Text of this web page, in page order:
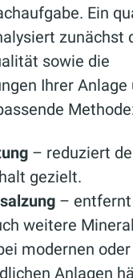
Ein
zunächst
sowie die
Ihrer Anlage
– reduziert
gezielt.
–
weitere
modernen oder
Anlagen